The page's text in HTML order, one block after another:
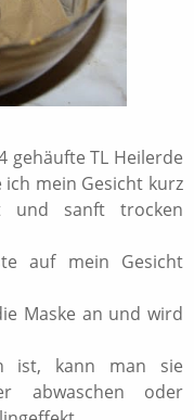
gehäufte TL Heilerde
mein Gesicht kurz
und sanft trocken
auf mein Gesicht
Maske an und wird
ist, kann man sie
abwaschen oder